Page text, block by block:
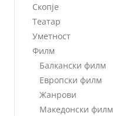
Скопје
Театар
Уметност
Филм
Балкански филм
Европски филм
Жанрови
Македонски филм